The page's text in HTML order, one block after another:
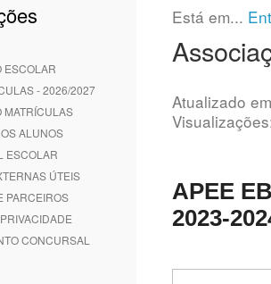
ESCOLAR
- 2026/2027
MATRÍCULAS
ALUNOS
ESCOLAR
ÚTEIS
PARCEIROS
CONCURSAL
Está em...
Atualizado
APEE
2023-